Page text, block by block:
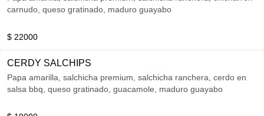
carnudo, queso gratinado, maduro guayabo
$ 22000
CERDY SALCHIPS
Papa amarilla, salchicha premium, salchicha ranchera, cerdo en
salsa bbq, queso gratinado, guacamole, maduro guayabo